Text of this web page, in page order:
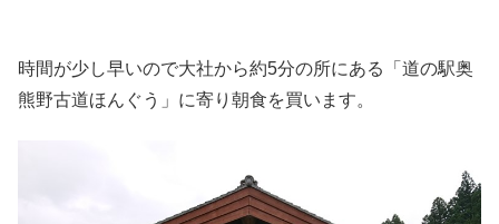
時間が少し早いので大社から約5分の所にある「道の駅奥
熊野古道ほんぐう」に寄り朝食を買います。